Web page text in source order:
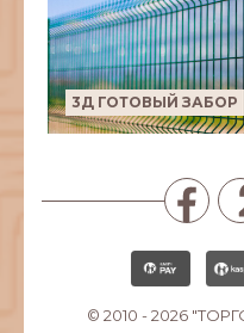
3Д ГОТОВЫЙ ЗАБОР
© 2010 - 2026